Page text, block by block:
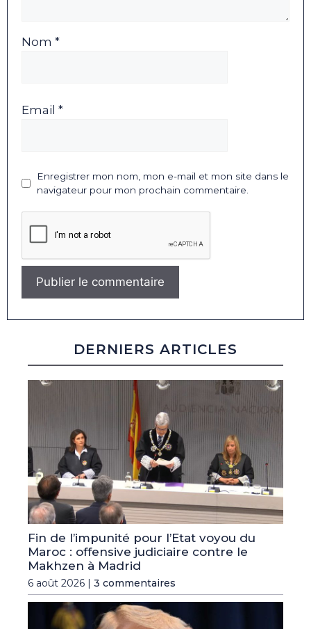
Nom *
Email *
Enregistrer mon nom, mon e-mail et mon site dans le
navigateur pour mon prochain commentaire.
DERNIERS ARTICLES
Fin de l’impunité pour l’Etat voyou du
Maroc : offensive judiciaire contre le
Makhzen à Madrid
6 août 2026 | 3 commentaires